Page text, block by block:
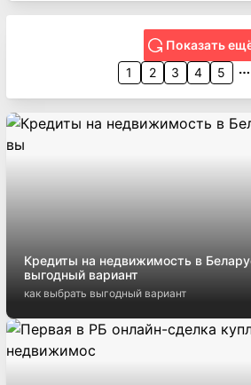
Показать
1
2 3 4 5
Кредиты на недвижимость в
выгодный вариант
как выбрать выгодный вариант